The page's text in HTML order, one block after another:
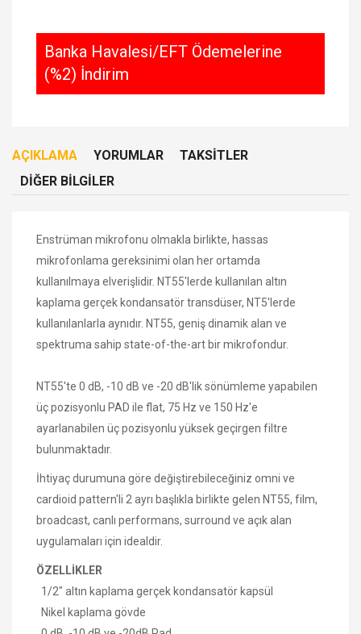
Banka Havalesi/EFT Ödemelerine
(%2) İndirim
AÇIKLAMA YORUMLAR
TAKSITLER
DIĞER BILGILER
Enstrüman mikrofonu olmakla birlikte, hassas
mikrofonlama gereksinimi olan her ortamda
kullanılmaya elverişlidir. NT55'lerde kullanılan altın
kaplama gerçek kondansatör transdüser, NT5'lerde
kullanılanlarla aynıdır. NT55, geniş dinamik alan ve
spektruma sahip state-of-the-art bir mikrofondur.
NT55'te 0 dB, -10 dB ve -20 dB'lik sönümleme yapabilen
üç pozisyonlu PAD ile flat, 75 Hz ve 150 Hz'e
ayarlanabilen üç pozisyonlu yüksek geçirgen filtre
bulunmaktadır.
İhtiyaç durumuna göre değiştirebileceğiniz omni ve
cardioid pattern'li 2 ayrı başlıkla birlikte gelen NT55, film,
broadcast, canlı performans, surround ve açık alan
uygulamaları için idealdir.
ÖZELLİKLER
1/2" altın kaplama gerçek kondansatör kapsül
Nikel kaplama gövde